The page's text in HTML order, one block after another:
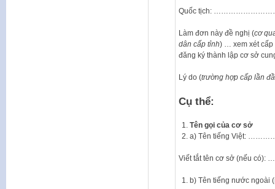
Quốc tịch:
Làm đơn này đề nghị (cơ
dân cấp tỉnh) … xem xét cấp
đăng ký thành lập cơ sở
Lý do (trường hợp cấp lần
Cụ thể:
Tên gọi của cơ sở
a) Tên tiếng
Viết tắt tên cơ sở
b) Tên tiếng nước